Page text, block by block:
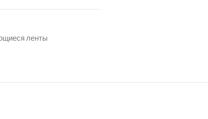
ленты